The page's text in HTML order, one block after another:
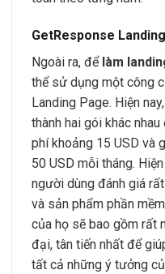
GetResponse
Ngoài ra, để làm
thể sử dụng một công
Landing Page. Hiện
thành hai gói khác
phí khoảng 15 USD và
50 USD mỗi tháng. Hiện
người dùng đánh giá
và sản phẩm phần
của họ sẽ bao gồm rất
đại, tân tiến nhất để
tất cả những ý tưởng